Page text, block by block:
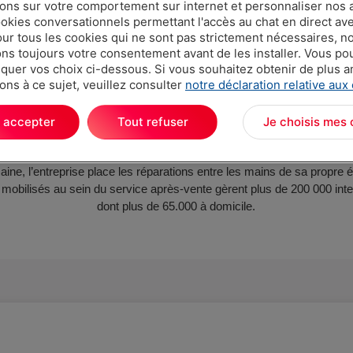
de durabilité
Vanden Borre, un produit durable est un produitfiableet
Borre met à jour son baromètre de durabilité qui apporte un
électroménagers et permet d’évaluer les marques. Il encourage
améliorer la durabilité des produits vendus sur le marché belge.
l’entreprise place les réparations entre les mains de sa propre
au sein du service après-vente gèrent plus de 200 000
dont plus de 65.000 à domicile.
sur votre comportement sur internet et personnaliser nos
conversationnels permettant l'accès au chat en direct
tous les cookies qui ne sont pas strictement nécessaires,
toujours votre consentement avant de les installer. Vous
vos choix ci-dessous. Si vous souhaitez obtenir de plus
à ce sujet, veuillez consulter notre déclaration relative aux
Je choisis mes
Tout refuser
accepter